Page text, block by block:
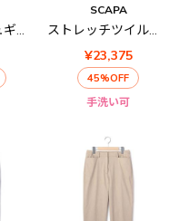
SCAPA
ストレッチツイルパンツ
¥23,375
45%OFF
手洗い可